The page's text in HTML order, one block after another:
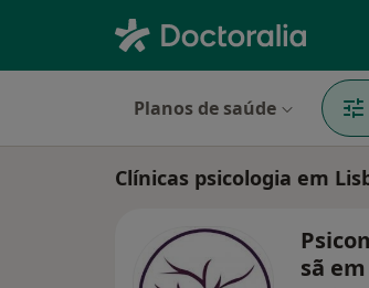
Planos de saúde
Clínicas psicologia em
sã